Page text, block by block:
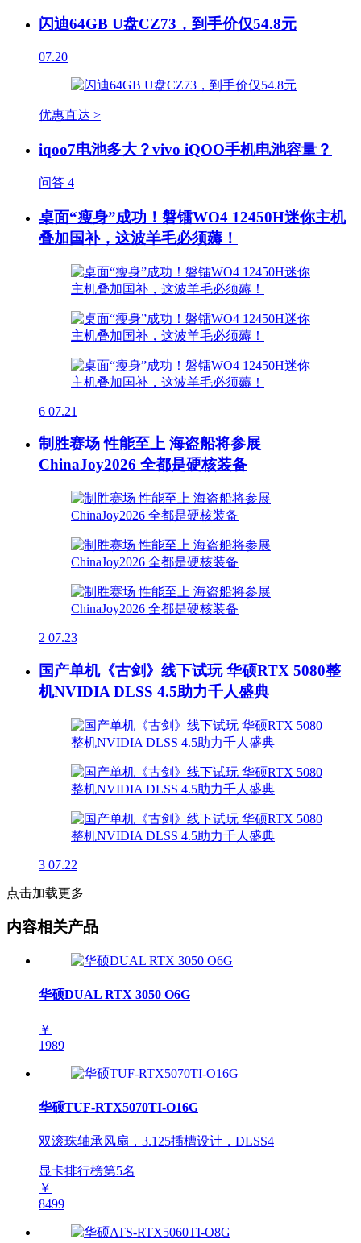
闪迪64GB U盘CZ73，到手价仅54.8元
07.20
优惠直达 >
iqoo7电池多大？vivo iQOO手机电池容量？
问答 4
桌面“瘦身”成功！磐镭WO4 12450H迷你主机
叠加国补，这波羊毛必须薅！
6 07.21
制胜赛场 性能至上 海盗船将参展
ChinaJoy2026 全都是硬核装备
2 07.23
国产单机《古剑》线下试玩 华硕RTX 5080整
机NVIDIA DLSS 4.5助力千人盛典
3 07.22
点击加载更多
内容相关产品
华硕DUAL RTX 3050 O6G
￥
1989
华硕TUF-RTX5070TI-O16G
双滚珠轴承风扇，3.125插槽设计，DLSS4
显卡排行榜第5名
￥
8499